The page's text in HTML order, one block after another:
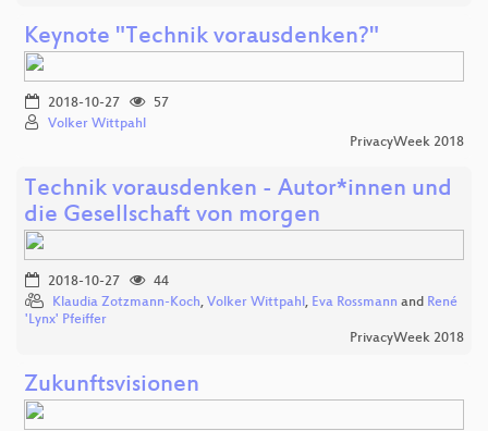
Keynote "Technik vorausdenken?"
2018-10-27
57
Volker Wittpahl
PrivacyWeek 2018
Technik vorausdenken - Autor*innen und
die Gesellschaft von morgen
2018-10-27
44
Klaudia Zotzmann-Koch, Volker Wittpahl, Eva Rossmann and René
'Lynx' Pfeiffer
PrivacyWeek 2018
Zukunftsvisionen